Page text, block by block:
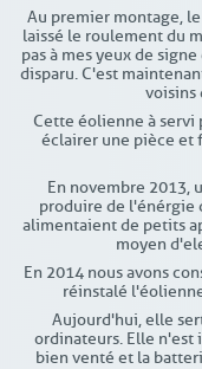
Au premier montage,
laissé le roulement du
pas à mes yeux de
disparu. C'est
voisins
Cette éolienne à servi
éclairer une pièce et
En novembre 2013,
produire de l'énérgie
alimentaient de petits
moyen
En 2014 nous avons
réinstalé
Aujourd'hui, elle
ordinateurs. Elle n'est
bien venté et la